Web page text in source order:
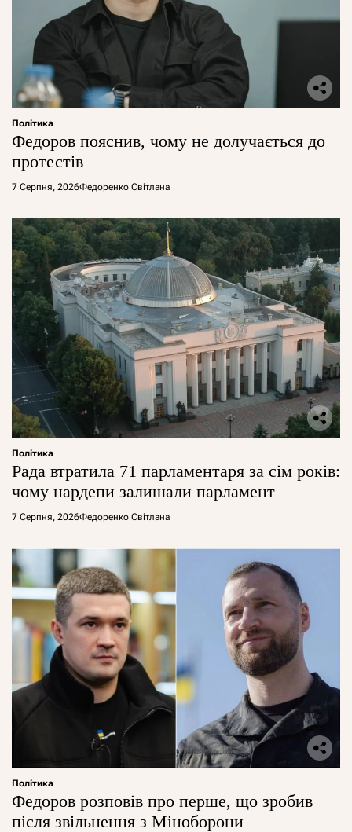
Політика
Федоров пояснив, чому не долучається до
протестів
7 Серпня, 2026Федоренко Світлана
Політика
Рада втратила 71 парламентаря за сім років:
чому нардепи залишали парламент
7 Серпня, 2026Федоренко Світлана
Політика
Федоров розповів про перше, що зробив
після звільнення з Міноборони